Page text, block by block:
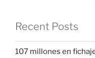
Recent Posts
107 millones en